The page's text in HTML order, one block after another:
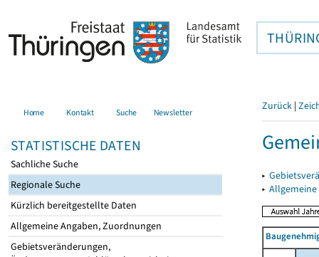
Home Kontakt Suche Newsletter
STATISTISCHE DATEN
Sachliche Suche
Regionale Suche
Kürzlich bereitgestellte Daten
Allgemeine Angaben, Zuordnungen
Gebietsveränderungen,
Zurück |
▸
▸